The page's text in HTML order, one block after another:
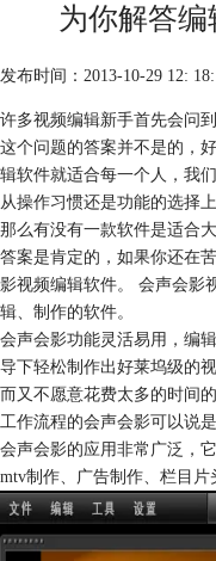
为你解答
发布时间：2013-10-29 12:
许多视频编辑新手首先会问
这个问题的答案并不是的，
辑软件就适合每一个人，我
从操作习惯还是功能的选择
那么有没有一款软件是适合
答案是肯定的，如果你还在
影视频编辑软件。 会声会影
辑、制作的软件。
会声会影功能灵活易用，编
导下轻松制作出好莱坞级的
而又不愿意花费太多的时间
工作流程的会声会影可以说是
会声会影的应用非常广泛，
mtv制作、广告制作、栏目片